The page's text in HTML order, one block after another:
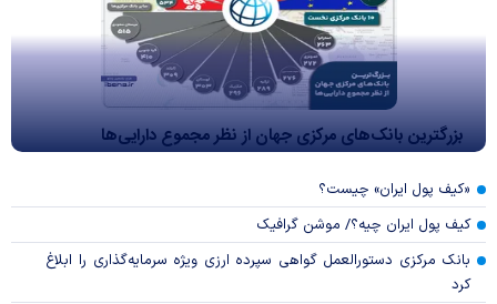
بزرگترین بانک‌های مرکزی جهان از نظر مجموع دارایی‌ها
«کیف پول ایران» چیست؟
کیف پول ایران چیه؟/ موشن گرافیک
بانک مرکزی دستورالعمل گواهی سپرده ارزی ویژه سرمایه‌گذاری را ابلاغ
کرد